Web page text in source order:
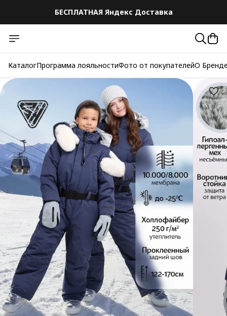
БЕСПЛАТНАЯ Яндекс Доставка
КаталогПрограмма лояльностиФото от покупателейО